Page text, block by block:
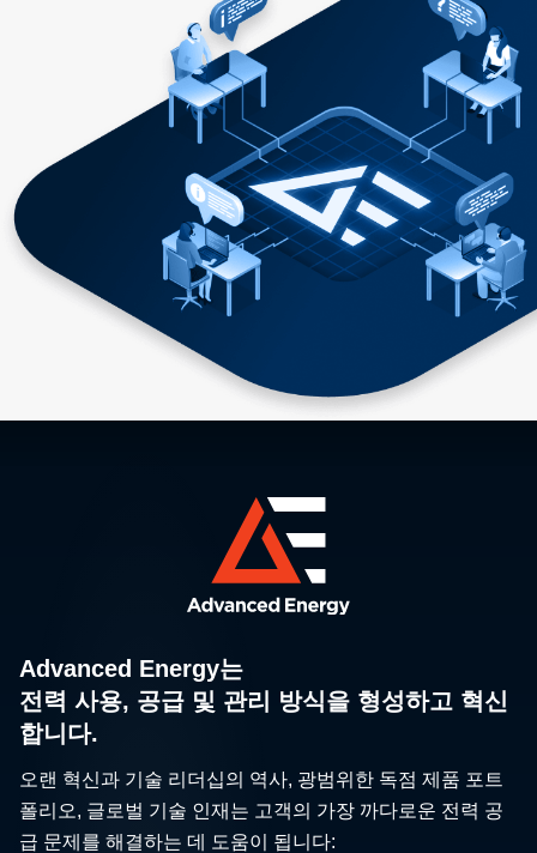
Advanced Energy는
전력 사용, 공급 및 관리 방식을 형성하고 혁신
합니다.
오랜 혁신과 기술 리더십의 역사, 광범위한 독점 제품 포트
폴리오, 글로벌 기술 인재는 고객의 가장 까다로운 전력 공
급 문제를 해결하는 데 도움이 됩니다: